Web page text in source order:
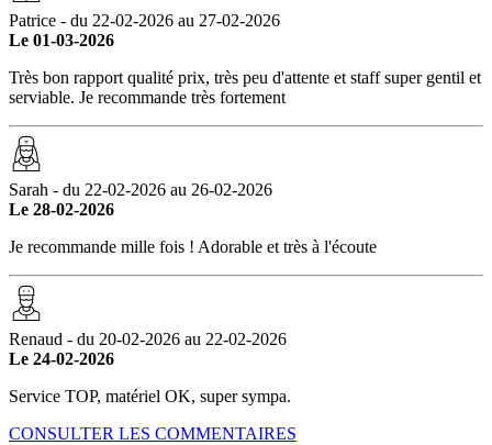
Patrice - du 22-02-2026 au 27-02-2026
Le 01-03-2026
Très bon rapport qualité prix, très peu d'attente et staff super gentil et
serviable. Je recommande très fortement
Sarah - du 22-02-2026 au 26-02-2026
Le 28-02-2026
Je recommande mille fois ! Adorable et très à l'écoute
Renaud - du 20-02-2026 au 22-02-2026
Le 24-02-2026
Service TOP, matériel OK, super sympa.
CONSULTER LES COMMENTAIRES